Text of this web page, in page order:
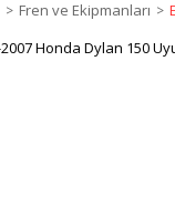
Fren ve Ekipmanları